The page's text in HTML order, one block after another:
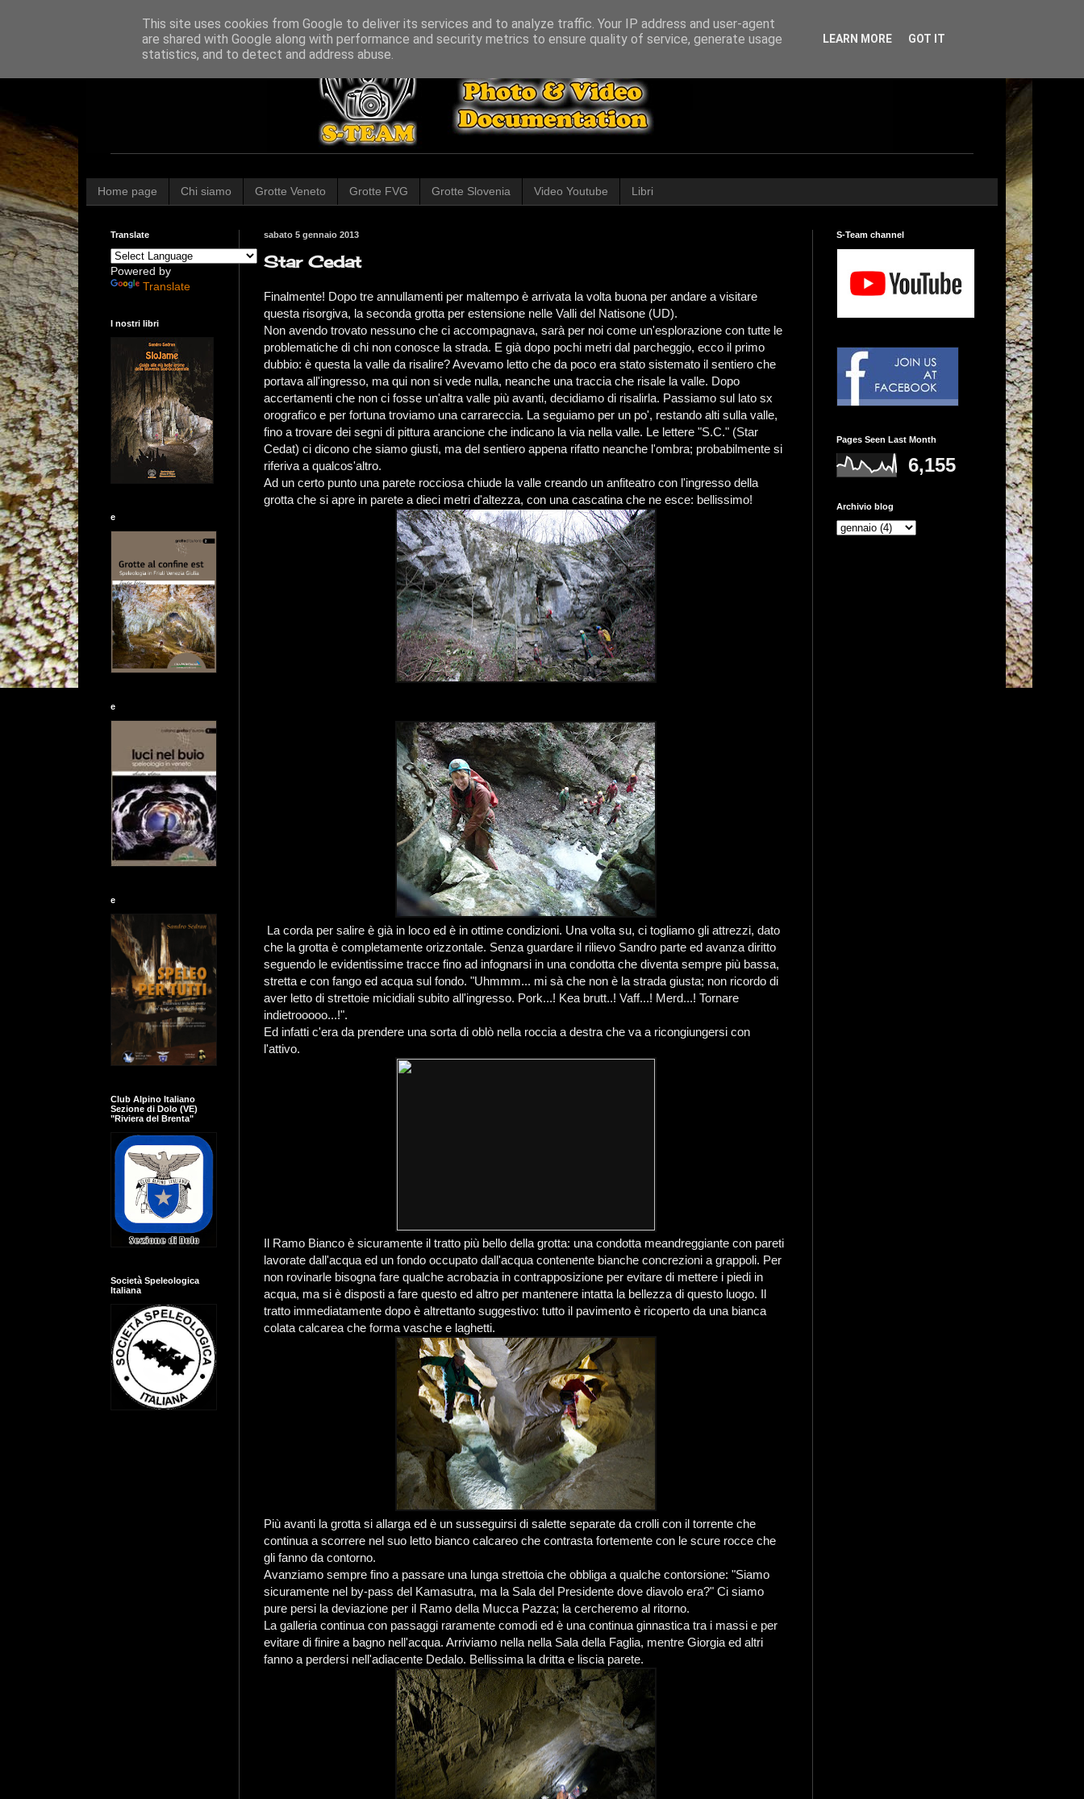
Home page Chi siamo Grotte Veneto Grotte FVG Grotte Slovenia Video Youtube Libri
sabato 5 gennaio 2013
Star Cedat
Finalmente! Dopo tre annullamenti per maltempo è arrivata la volta buona per andare a visitare
questa risorgiva, la seconda grotta per estensione nelle Valli del Natisone (UD).
Non avendo trovato nessuno che ci accompagnava, sarà per noi come un'esplorazione con tutte le
problematiche di chi non conosce la strada. E già dopo pochi metri dal parcheggio, ecco il primo
dubbio: è questa la valle da risalire? Avevamo letto che da poco era stato sistemato il sentiero che
portava all'ingresso, ma qui non si vede nulla, neanche una traccia che risale la valle. Dopo
accertamenti che non ci fosse un'altra valle più avanti, decidiamo di risalirla. Passiamo sul lato sx
orografico e per fortuna troviamo una carrareccia. La seguiamo per un po', restando alti sulla valle,
fino a trovare dei segni di pittura arancione che indicano la via nella valle. Le lettere "S.C." (Star
Cedat) ci dicono che siamo giusti, ma del sentiero appena rifatto neanche l'ombra; probabilmente si
riferiva a qualcos'altro.
Ad un certo punto una parete rocciosa chiude la valle creando un anfiteatro con l'ingresso della
grotta che si apre in parete a dieci metri d'altezza, con una cascatina che ne esce: bellissimo!
La corda per salire è già in loco ed è in ottime condizioni. Una volta su, ci togliamo gli attrezzi, dato
che la grotta è completamente orizzontale. Senza guardare il rilievo Sandro parte ed avanza diritto
seguendo le evidentissime tracce fino ad infognarsi in una condotta che diventa sempre più bassa,
stretta e con fango ed acqua sul fondo. "Uhmmm... mi sà che non è la strada giusta; non ricordo di
aver letto di strettoie micidiali subito all'ingresso. Pork...! Kea brutt..! Vaff...! Merd...! Tornare
indietrooooo...!".
Ed infatti c'era da prendere una sorta di oblò nella roccia a destra che va a ricongiungersi con
l'attivo.
Il Ramo Bianco è sicuramente il tratto più bello della grotta: una condotta meandreggiante con pareti
lavorate dall'acqua ed un fondo occupato dall'acqua contenente bianche concrezioni a grappoli. Per
non rovinarle bisogna fare qualche acrobazia in contrapposizione per evitare di mettere i piedi in
acqua, ma si è disposti a fare questo ed altro per mantenere intatta la bellezza di questo luogo. Il
tratto immediatamente dopo è altrettanto suggestivo: tutto il pavimento è ricoperto da una bianca
colata calcarea che forma vasche e laghetti.
Più avanti la grotta si allarga ed è un susseguirsi di salette separate da crolli con il torrente che
continua a scorrere nel suo letto bianco calcareo che contrasta fortemente con le scure rocce che
gli fanno da contorno.
Avanziamo sempre fino a passare una lunga strettoia che obbliga a qualche contorsione: "Siamo
sicuramente nel by-pass del Kamasutra, ma la Sala del Presidente dove diavolo era?" Ci siamo
pure persi la deviazione per il Ramo della Mucca Pazza; la cercheremo al ritorno.
La galleria continua con passaggi raramente comodi ed è una continua ginnastica tra i massi e per
evitare di finire a bagno nell'acqua. Arriviamo nella nella Sala della Faglia, mentre Giorgia ed altri
fanno a perdersi nell'adiacente Dedalo. Bellissima la dritta e liscia parete.
Translate
Powered by
Translate
I nostri libri
e
e
e
Club Alpino Italiano
Sezione di Dolo (VE)
"Riviera del Brenta"
Società Speleologica
Italiana
S-Team channel
Pages Seen Last Month
6,155
Archivio blog
This site uses cookies from Google to deliver its services and to analyze traffic. Your IP address and user-agent
are shared with Google along with performance and security metrics to ensure quality of service, generate usage
statistics, and to detect and address abuse.
LEARN MORE GOT IT